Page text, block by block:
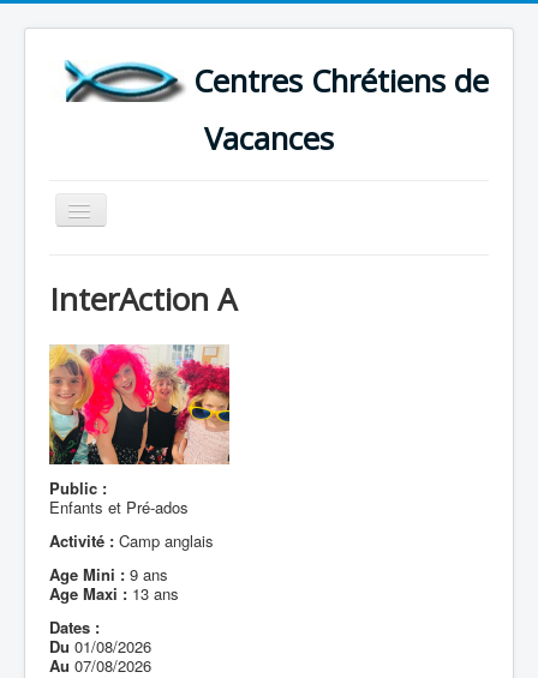
Centres Chrétiens de
Vacances
Basculer
la
CARTE DES CENTRES DE VACANCES .
LISTE DES SEJOURS DE VACANCES 2026
PLUS
InterAction A
Public :
Enfants et Pré-ados
Activité : Camp anglais
Age Mini : 9 ans
Age Maxi : 13 ans
Dates :
Du 01/08/2026
Au 07/08/2026